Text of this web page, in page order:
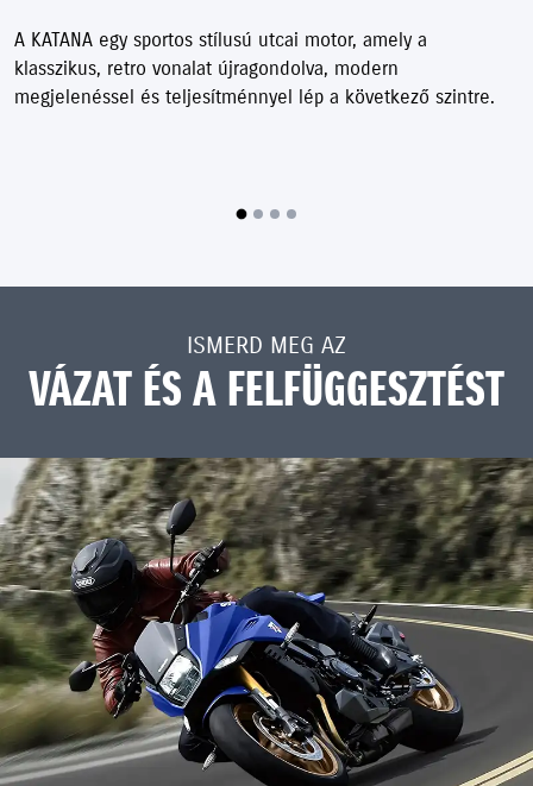
A KATANA egy sportos stílusú utcai motor, amely a
klasszikus, retro vonalat újragondolva, modern
megjelenéssel és teljesítménnyel lép a következő szintre.
ISMERD MEG AZ
VÁZAT ÉS A FELFÜGGESZTÉST